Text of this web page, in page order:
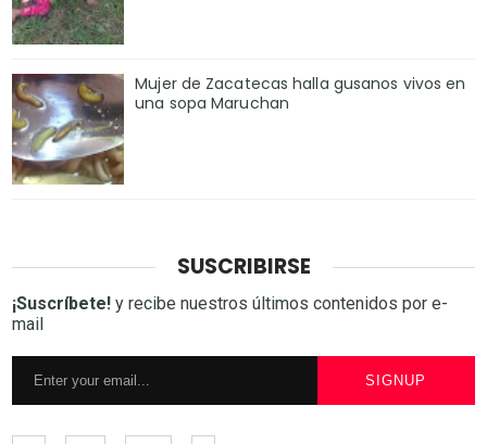
Mujer de Zacatecas halla gusanos vivos en
una sopa Maruchan
SUSCRIBIRSE
¡Suscríbete! y recibe nuestros últimos contenidos por e-
mail